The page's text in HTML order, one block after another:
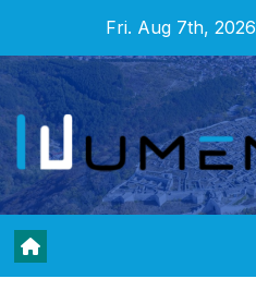
content
Fri. Aug 7th, 2026